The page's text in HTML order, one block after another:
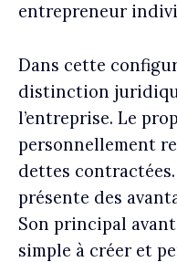
entrepreneur
Dans cette
distinction
l’entreprise. Le
personnellement
dettes
présente des
Son principal
simple à créer et